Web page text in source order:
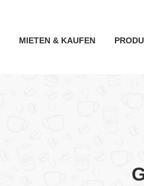
MIETEN & KAUFEN